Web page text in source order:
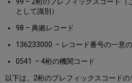
として識別）
98 – 典拠レコード
136233000 – レコード番号の一意
0541 – 4桁の機関コード
以下は、2桁のプレフィックスコード